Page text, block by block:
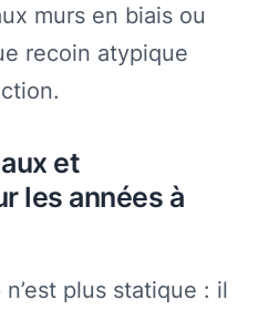
murs en biais ou
recoin atypique
et
les années à
plus statique : il